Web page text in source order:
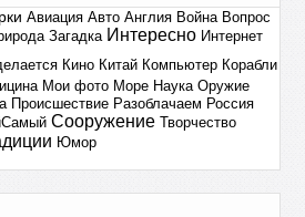
Авиация Авто Англия Война Вопрос
Загадка Интересно Интернет
Кино Китай Компьютер Корабли
Мои фото Море Наука Оружие
Происшествие Разоблачаем Россия
Сооружение Творчество
Юмор